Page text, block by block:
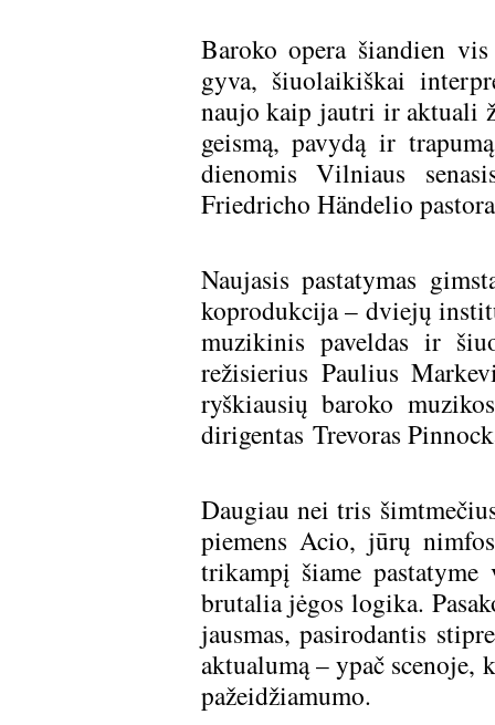
Baroko opera šiandien
gyva, šiuolaikiškai
naujo kaip jautri ir aktuali
geismą, pavydą ir
dienomis Vilniaus
Friedricho Händelio
Naujasis pastatymas
koprodukcija – dviejų
muzikinis paveldas ir
režisierius Paulius
ryškiausių baroko
dirigentas Trevoras
Daugiau nei tris
piemens Acio, jūrų
trikampį šiame
brutalia jėgos logika.
jausmas, pasirodantis
aktualumą – ypač
pažeidžiamumo.